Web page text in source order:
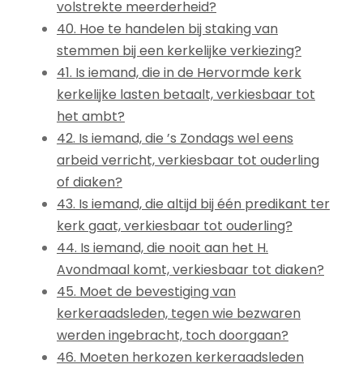
volstrekte meerderheid?
40. Hoe te handelen bij staking van
stemmen bij een kerkelijke verkiezing?
41. Is iemand, die in de Hervormde kerk
kerkelijke lasten betaalt, verkiesbaar tot
het ambt?
42. Is iemand, die ’s Zondags wel eens
arbeid verricht, verkiesbaar tot ouderling
of diaken?
43. Is iemand, die altijd bij één predikant ter
kerk gaat, verkiesbaar tot ouderling?
44. Is iemand, die nooit aan het H.
Avondmaal komt, verkiesbaar tot diaken?
45. Moet de bevestiging van
kerkeraadsleden, tegen wie bezwaren
werden ingebracht, toch doorgaan?
46. Moeten herkozen kerkeraadsleden